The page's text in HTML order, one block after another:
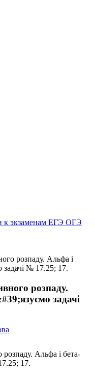
к экзаменам ЕГЭ ОГЭ
розпаду. Альфа і
задачі № 17.25; 17.
розпаду.
задачі